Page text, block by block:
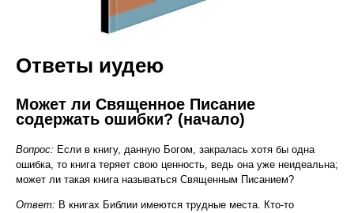
Ответы иудею
Может ли Священное Писание
содержать ошибки? (начало)
Вопрос: Если в книгу, данную Богом, закралась хотя бы одна
ошибка, то книга теряет свою ценность, ведь она уже неидеальна;
может ли такая книга называться Священным Писанием?
Ответ: В книгах Библии имеются трудные места. Кто-то